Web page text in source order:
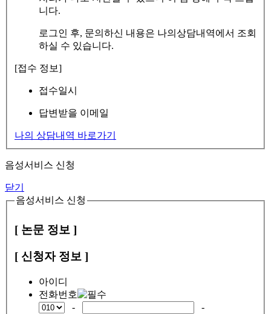
니다.
로그인 후, 문의하신 내용은 나의상담내역에서 조회
하실 수 있습니다.
[접수 정보]
접수일시
답변받을 이메일
나의 상담내역 바로가기
음성서비스 신청
닫기
음성서비스 신청
[ 논문 정보 ]
[ 신청자 정보 ]
아이디
전화번호
-
-